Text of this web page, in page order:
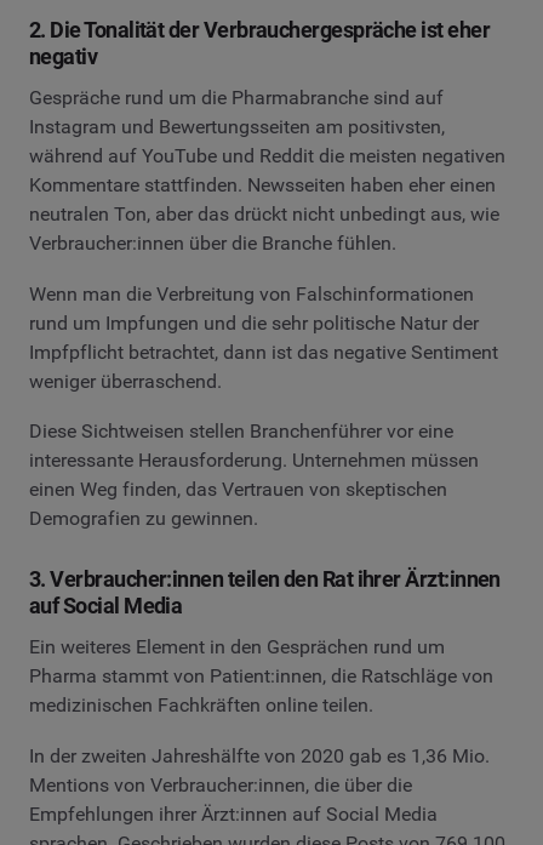
2. Die Tonalität der Verbrauchergespräche ist eher
negativ
Gespräche rund um die Pharmabranche sind auf
Instagram und Bewertungsseiten am positivsten,
während auf YouTube und Reddit die meisten negativen
Kommentare stattfinden. Newsseiten haben eher einen
neutralen Ton, aber das drückt nicht unbedingt aus, wie
Verbraucher:innen über die Branche fühlen.
Wenn man die Verbreitung von Falschinformationen
rund um Impfungen und die sehr politische Natur der
Impfpflicht betrachtet, dann ist das negative Sentiment
weniger überraschend.
Diese Sichtweisen stellen Branchenführer vor eine
interessante Herausforderung. Unternehmen müssen
einen Weg finden, das Vertrauen von skeptischen
Demografien zu gewinnen.
3. Verbraucher:innen teilen den Rat ihrer Ärzt:innen
auf Social Media
Ein weiteres Element in den Gesprächen rund um
Pharma stammt von Patient:innen, die Ratschläge von
medizinischen Fachkräften online teilen.
In der zweiten Jahreshälfte von 2020 gab es 1,36 Mio.
Mentions von Verbraucher:innen, die über die
Empfehlungen ihrer Ärzt:innen auf Social Media